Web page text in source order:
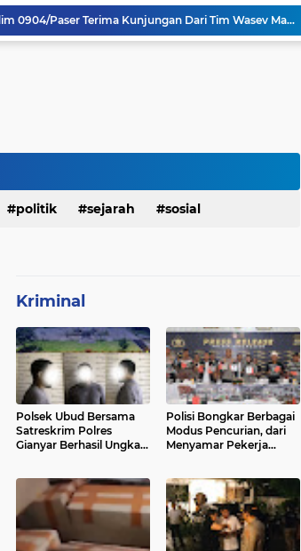
TMMD Ke 129 Kodim 0904/Paser Terima Kunjungan Dari Tim Wasev Mabesad
Personel Satgas TMMD 129 Kodim 0904/Paser Ciptakan Lingkungan Bersih
Masuk Fase Finishing Sebelum Diserahkan
politik sejarah sosial
Kriminal
Polsek Ubud Bersama
Satreskrim Polres
Gianyar Berhasil Ungkap
Polisi Bongkar Berbagai
Modus Pencurian, dari
Menyamar Pekerja